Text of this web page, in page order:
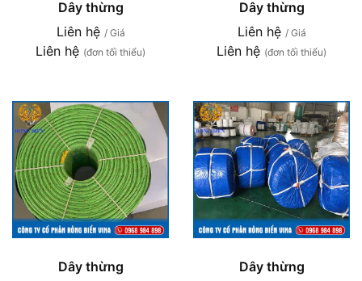
Dây thừng
Liên hệ / Giá
Liên hệ (đơn tối thiểu)
Dây thừng
Liên hệ / Giá
Liên hệ (đơn tối thiểu)
Dây thừng
Dây thừng